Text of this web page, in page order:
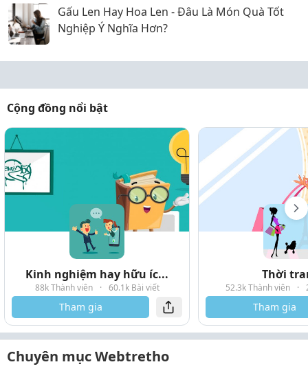
Gấu Len Hay Hoa Len - Đâu Là Món Quà Tốt
Nghiệp Ý Nghĩa Hơn?
Cộng đồng nổi bật
Kinh nghiệm hay hữu íc...
88k Thành viên · 60.1k Bài viết
Tham gia
Thời
52.3k Thành viên ·
Tham gia
Chuyên mục Webtretho